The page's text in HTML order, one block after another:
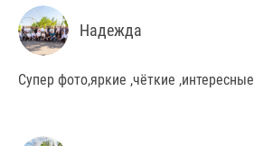
Надежда
Супер фото,яркие ,чёткие ,интересные